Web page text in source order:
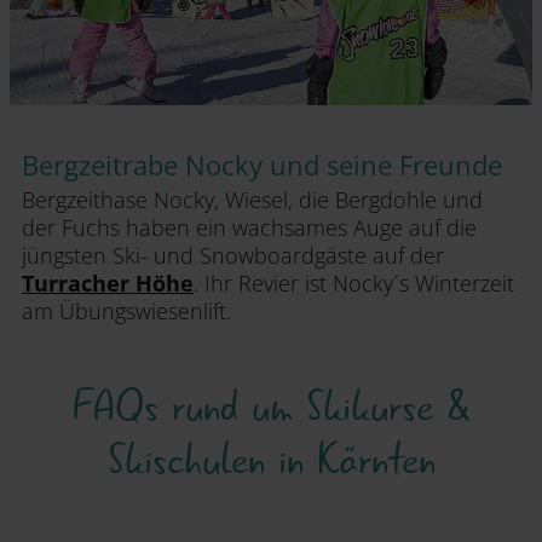
Bergzeitrabe Nocky und seine Freunde
Bergzeithase Nocky, Wiesel, die Bergdohle und
der Fuchs haben ein wachsames Auge auf die
jüngsten Ski- und Snowboardgäste auf der
Turracher Höhe. Ihr Revier ist Nocky´s Winterzeit
am Übungswiesenlift.
FAQs rund um Skikurse &
Skischulen in Kärnten